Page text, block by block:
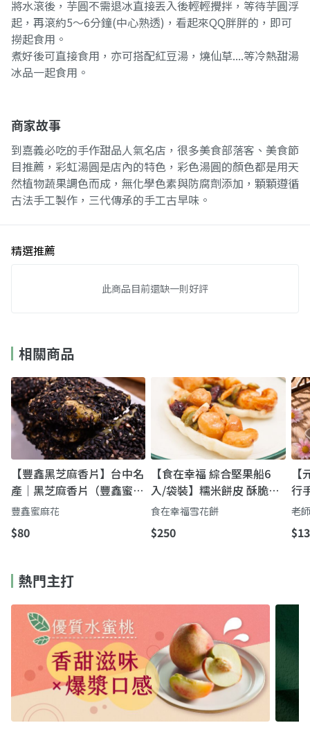
將水滾後，芋圓不需退冰直接丟入後輕輕攪拌，等待芋圓浮
起，再滾約5～6分鐘(中心熟透)，看起來QQ胖胖的，即可
撈起食用。
煮好後可直接食用，亦可搭配紅豆湯，燒仙草....等冷熱甜湯
冰品一起食用。
商家故事
到嘉義必吃的手作甜品人氣名店，很多美食部落客、美食節
目推薦，彩虹湯圓是店內的特色，彩色湯圓的顏色都是用天
然植物蔬果調色而成，無化學色素與防腐劑添加，顆顆遵循
古法手工製作，三代傳承的手工古早味。
精選推薦
此商品目前還缺一則好評
相關商品
【豐鑫黑芝麻香片】台中名
產｜黑芝麻香片（豐鑫蜜麻
花）
豐鑫蜜麻花
$80
【食在幸福 綜合堅果船6
入/袋裝】糯米餅皮 酥脆不
膩
食在幸福雪花餅
$250
行
盒)
飽
老
熱門主打